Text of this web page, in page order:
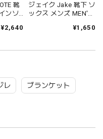
レ ブランケット
靴
ンソ
おしゃ
¥2,640
ジェイク Jake 靴下 ソ
ックス メンズ MEN'S
夏 ブランド 日本製 国
Fr088
¥1,650